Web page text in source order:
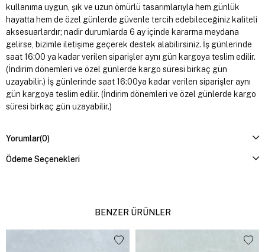
kullanıma uygun, şık ve uzun ömürlü tasarımlarıyla hem günlük
hayatta hem de özel günlerde güvenle tercih edebileceğiniz kaliteli
aksesuarlardır; nadir durumlarda 6 ay içinde kararma meydana
gelirse, bizimle iletişime geçerek destek alabilirsiniz. İş günlerinde
saat 16:00 ya kadar verilen siparişler aynı gün kargoya teslim edilir.
(İndirim dönemleri ve özel günlerde kargo süresi birkaç gün
uzayabilir.) İş günlerinde saat 16:00ya kadar verilen siparişler aynı
gün kargoya teslim edilir. (İndirim dönemleri ve özel günlerde kargo
süresi birkaç gün uzayabilir.)
Yorumlar(0)
Ödeme Seçenekleri
BENZER ÜRÜNLER